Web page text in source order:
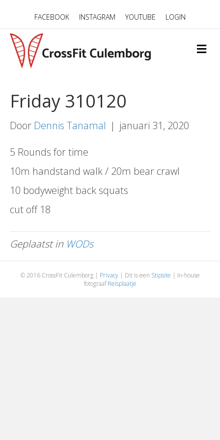
FACEBOOK INSTAGRAM YOUTUBE LOGIN
M
E
Friday 310120
Door Dennis Tanamal | januari 31, 2020
5 Rounds for time
10m handstand walk / 20m bear crawl
10 bodyweight back squats
cut off 18
Geplaatst in WODs
© 2016 CrossFit Culemborg | Privacy| Dit is een Stipsite | In-house
fotograafReisplaatje